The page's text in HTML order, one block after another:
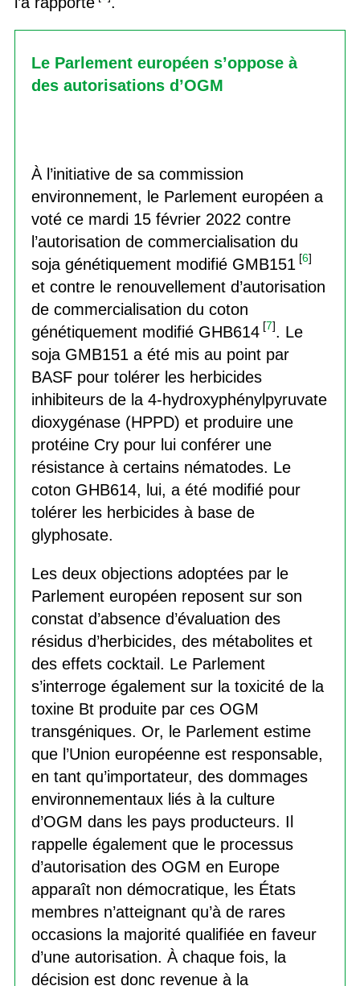
Le Parlement européen s’oppose à
des autorisations d’OGM
À l’initiative de sa commission
environnement, le Parlement européen a
voté ce mardi 15 février 2022 contre
l’autorisation de commercialisation du
soja génétiquement modifié GMB151 [6]
et contre le renouvellement d’autorisation
de commercialisation du coton
génétiquement modifié GHB614 [7]. Le
soja GMB151 a été mis au point par
BASF pour tolérer les herbicides
inhibiteurs de la 4-hydroxyphénylpyruvate
dioxygénase (HPPD) et produire une
protéine Cry pour lui conférer une
résistance à certains nématodes. Le
coton GHB614, lui, a été modifié pour
tolérer les herbicides à base de
glyphosate.
Les deux objections adoptées par le
Parlement européen reposent sur son
constat d’absence d’évaluation des
résidus d’herbicides, des métabolites et
des effets cocktail. Le Parlement
s’interroge également sur la toxicité de la
toxine Bt produite par ces OGM
transgéniques. Or, le Parlement estime
que l’Union européenne est responsable,
en tant qu’importateur, des dommages
environnementaux liés à la culture
d’OGM dans les pays producteurs. Il
rappelle également que le processus
d’autorisation des OGM en Europe
apparaît non démocratique, les États
membres n’atteignant qu’à de rares
occasions la majorité qualifiée en faveur
d’une autorisation. À chaque fois, la
décision est donc revenue à la